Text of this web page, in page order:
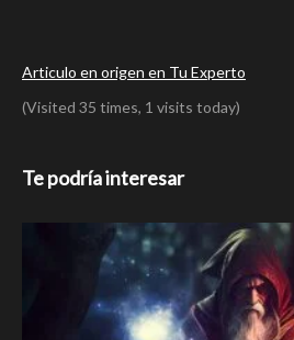
Articulo en origen en Tu Experto
(Visited 35 times, 1 visits today)
Te podría interesar